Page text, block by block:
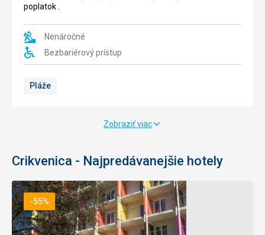
poplatok .
Nenáročné
Bezbariérový prístup
Pláže
Zobraziť viac
Crikvenica - Najpredávanejšie hotely
-55%